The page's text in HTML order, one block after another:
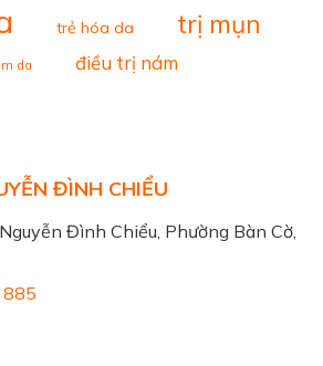
trẻ hóa da trị mụn
da điều trị nám
ĐÌNH CHIỂU
Đình Chiểu, Phường Bàn Cờ,